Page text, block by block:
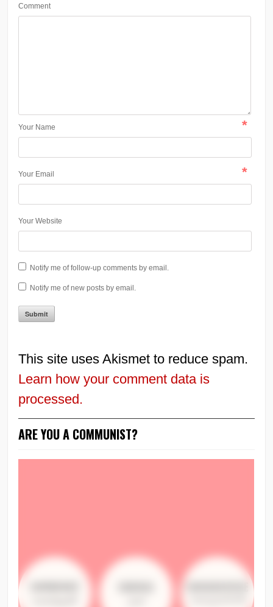
Comment
Your Name *
Your Email *
Your Website
Notify me of follow-up comments by email.
Notify me of new posts by email.
This site uses Akismet to reduce spam.
Learn how your comment data is
processed.
ARE YOU A COMMUNIST?